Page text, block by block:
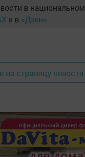
в национальном
и в «Дзен»
на страницу новости